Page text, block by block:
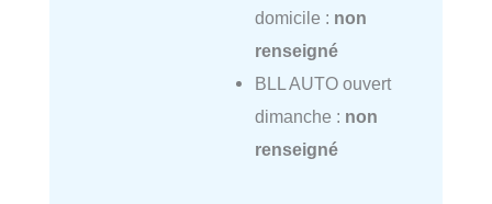
domicile : non
renseigné
BLL AUTO ouvert
dimanche : non
renseigné